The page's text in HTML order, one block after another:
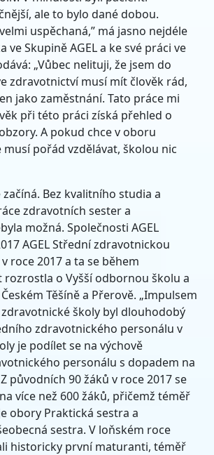
ale to bylo dané dobou.
uspěchaná,” má jasno nejdéle
ve Skupině AGEL a ke své práci ve
„Vůbec nelituji, že jsem do
zdravotnictví musí mít člověk rád,
jako zaměstnání. Tato práce mi
při této práci získá přehled o
A pokud chce v oboru
musí pořád vzdělávat, školou nic
začíná. Bez kvalitního studia a
zdravotních sester a
možná. Společnosti AGEL
AGEL Střední zdravotnickou
roce 2017 a ta se během
rozrostla o Vyšší odbornou školu a
Těšíně a Přerově. „Impulsem
školy byl dlouhodobý
zdravotnického personálu v
je podílet se na výchově
personálu s dopadem na
původních 90 žáků v roce 2017 se
více než 600 žáků, přičemž téměř
obory Praktická sestra a
sestra. V loňském roce
historicky první maturanti, téměř